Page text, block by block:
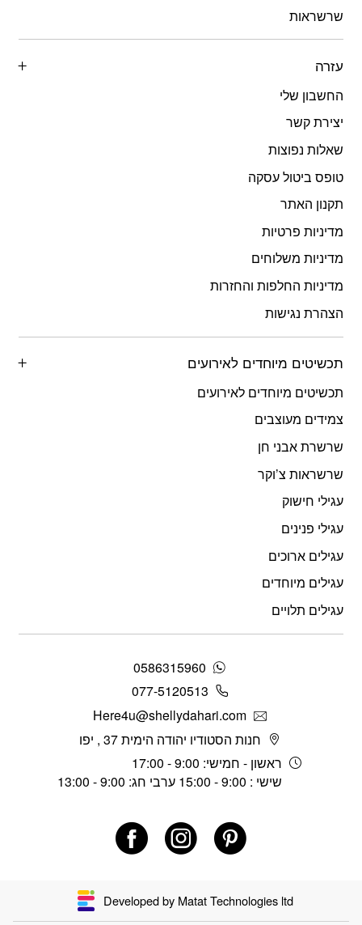
שרשראות
עזרה
החשבון שלי
יצירת קשר
שאלות נפוצות
טופס ביטול עסקה
תקנון האתר
מדיניות פרטיות
מדיניות משלוחים
מדיניות החלפות והחזרות
הצהרת נגישות
תכשיטים מיוחדים לאירועים
תכשיטים מיוחדים לאירועים
צמידים מעוצבים
שרשרת אבני חן
שרשראות צ’וקר
עגילי חישוק
עגילי פנינים
עגילים ארוכים
עגילים מיוחדים
עגילים תלויים
0586315960
077-5120513
Here4u@shellydahari.com
חנות הסטודיו יהודה הימית 37 , יפו
ראשון - חמישי: 9:00 - 17:00
שישי : 9:00 - 15:00 ערבי חג: 9:00 - 13:00
Developed by Matat Technologies ltd